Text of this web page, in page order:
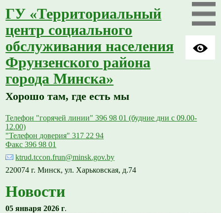
ГУ «Территориальный
центр социального
обслуживания населения
Фрунзенского района
города Минска»
Хорошо там, где есть мы
Телефон "горячей линии" 396 98 01 (будние дни с 09.00-
12.00)
"Телефон доверия" 317 22 94
Факс 396 98 01
ktrud.tccon.frun@minsk.gov.by
220074 г. Минск, ул. Харьковская, д.74
Новости
05 января 2026 г.